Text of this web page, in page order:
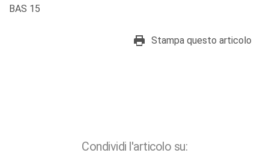
BAS 15
Stampa questo articolo
Condividi l'articolo su: